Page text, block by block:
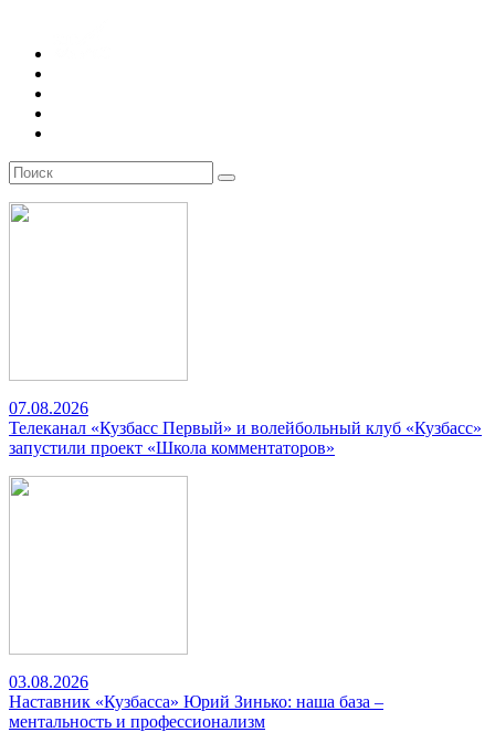
07.08.2026
Телеканал «Кузбасс Первый» и волейбольный клуб «Кузбасс»
запустили проект «Школа комментаторов»
03.08.2026
Наставник «Кузбасса» Юрий Зинько: наша база –
ментальность и профессионализм